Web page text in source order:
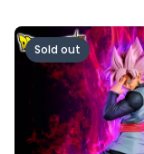
ドラゴンボール超
Sold out